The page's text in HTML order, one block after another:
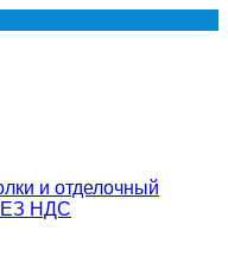
и отделочный
НДС